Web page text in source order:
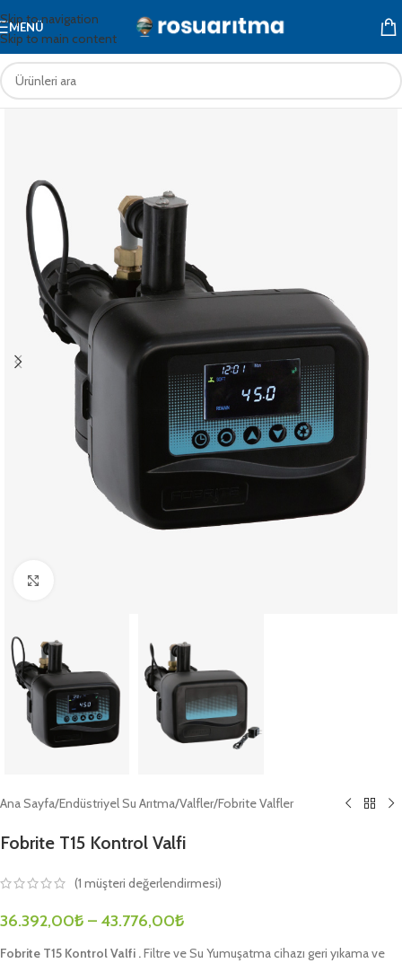
Skip to navigation
Skip to main content
MENÜ
Ana Sayfa/Endüstriyel Su Arıtma/Valfler/Fobrite Valfler
Fobrite T15 Kontrol Valfi
(1 müşteri değerlendirmesi)
36.392,00₺ – 43.776,00₺
Fobrite T15 Kontrol Valfi .Filtre ve Su Yumuşatma cihazı geri yıkama ve